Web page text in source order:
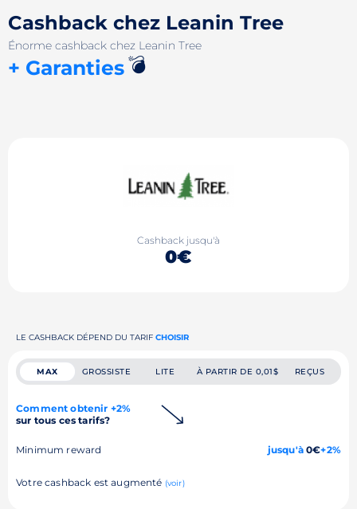
Cashback chez Leanin Tree
Énorme cashback chez Leanin Tree
+ Garanties💣
Cashback jusqu'à
0€
LE CASHBACK DÉPEND DU TARIF CHOISIR
MAX GROSSISTE LITE À PARTIR DE 0,01$ REÇUS
Comment obtenir +2%
sur tous ces tarifs?
Minimum reward jusqu'à0€+2%
Votre cashback est augmenté (voir)